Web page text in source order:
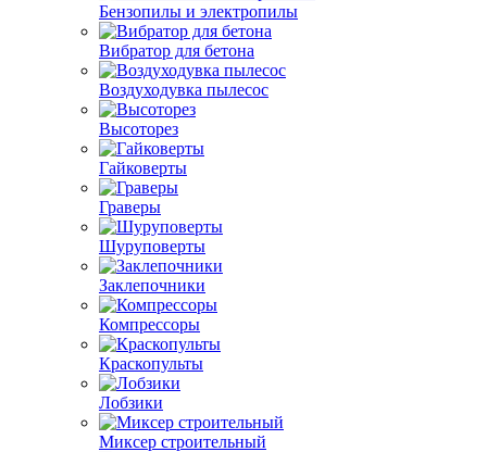
Бензопилы и электропилы
Вибратор для бетона
Воздуходувка пылесос
Высоторез
Гайковерты
Граверы
Шуруповерты
Заклепочники
Компрессоры
Краскопульты
Лобзики
Миксер строительный